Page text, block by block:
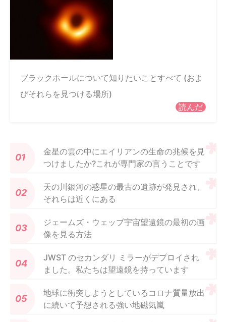
ブラックホールについて知りたいことすべて (およ
びそれらを見つける場所)
読んだ
金星の雲の中にエイリアンの生命の兆候を見
つけましたか?これが専門家の言うことです
天の川銀河の惑星の最古の遺跡が発見され、
それらは近くにある
ジェームズ・ウェッブ宇宙望遠鏡の最初の画
像を見る方法
JWST のセカンダリ ミラーがデプロイされ
ました。私たちは望遠鏡を持っています
地球に衝突しようとしているコロナ質量放出
に続いて予想される強い地磁気嵐